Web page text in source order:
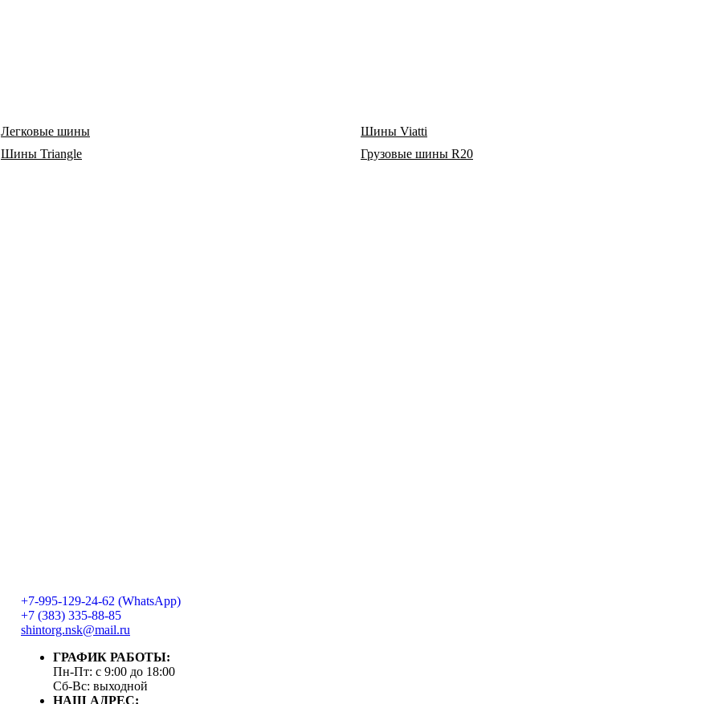
Легковые шины
Шины Triangle
Шины Viatti
Грузовые шины R20
+7-995-129-24-62 (WhatsApp)
+7 (383) 335-88-85
shintorg.nsk@mail.ru
ГРАФИК РАБОТЫ:
Пн-Пт: с 9:00 до 18:00
Сб-Вс: выходной
НАШ АДРЕС: